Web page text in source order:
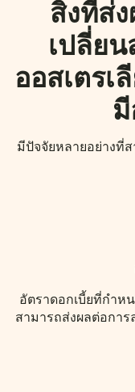
สิ่งที่ส่
เปลี่ย
ออสเตรเ
มี
มีปัจจัยหลายอย่างที่
อัตราดอกเบี้ยที่กำห
สามารถส่งผลต่อกา